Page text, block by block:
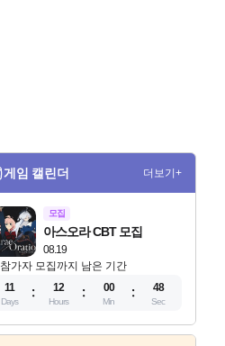
게임 캘린더 더보기+
모집
08.19
아스오라 CBT 모집
참가자 모집까지 남은 기간
11
Days
12
Hours
00
Min
47
Sec